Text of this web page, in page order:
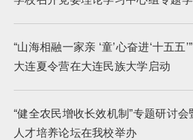
“山海相融一家亲 ‘童’心奋进‘十五五
大连夏令营在大连民族大学启动
“健全农民增收长效机制”专题研讨
人才培养论坛在我校举办